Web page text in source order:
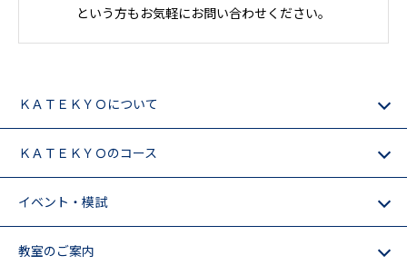
という方もお気軽にお問い合わせください。
ＫＡＴＥＫＹＯについて
ＫＡＴＥＫＹＯのコース
イベント・模試
教室のご案内